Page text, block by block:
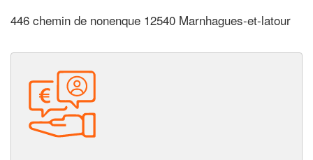
446 chemin de nonenque 12540 Marnhagues-et-latour